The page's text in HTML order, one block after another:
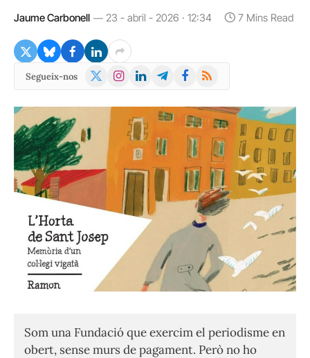
Jaume Carbonell 23 - abril - 2026 · 12:34 7 Mins Read
Segueix-nos
X
Instagram
LinkedInTelegramFacebook
RSS
Som una Fundació que exercim el periodisme en
obert, sense murs de pagament. Però no ho